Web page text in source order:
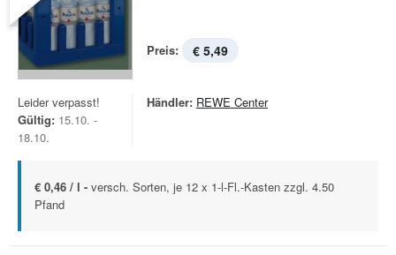
Preis: € 5,49
Leider verpasst!
Gültig: 15.10. -
18.10.
Händler: REWE Center
€ 0,46 / l - versch. Sorten, je 12 x 1-l-Fl.-Kasten zzgl. 4.50
Pfand